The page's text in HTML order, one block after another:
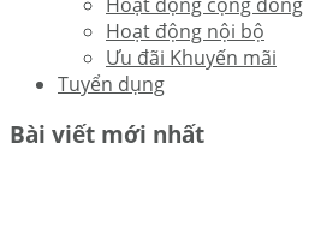
Hoạt động nội bộ
Ưu đãi Khuyến mãi
Tuyển dụng
Bài viết mới nhất